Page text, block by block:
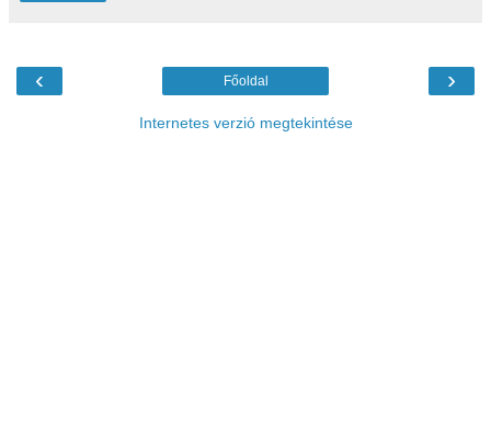
‹ ›
Főoldal
Internetes verzió megtekintése